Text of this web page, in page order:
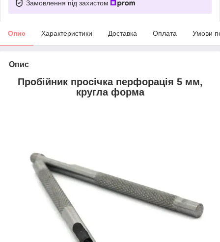
Замовлення під захистом
Опис Характеристики Доставка Оплата Умови
Опис
Пробійник просічка перфорація 5 мм,
кругла форма